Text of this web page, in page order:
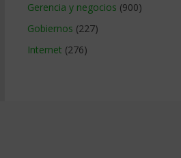
Gerencia y negocios (900)
Gobiernos (227)
Internet (276)